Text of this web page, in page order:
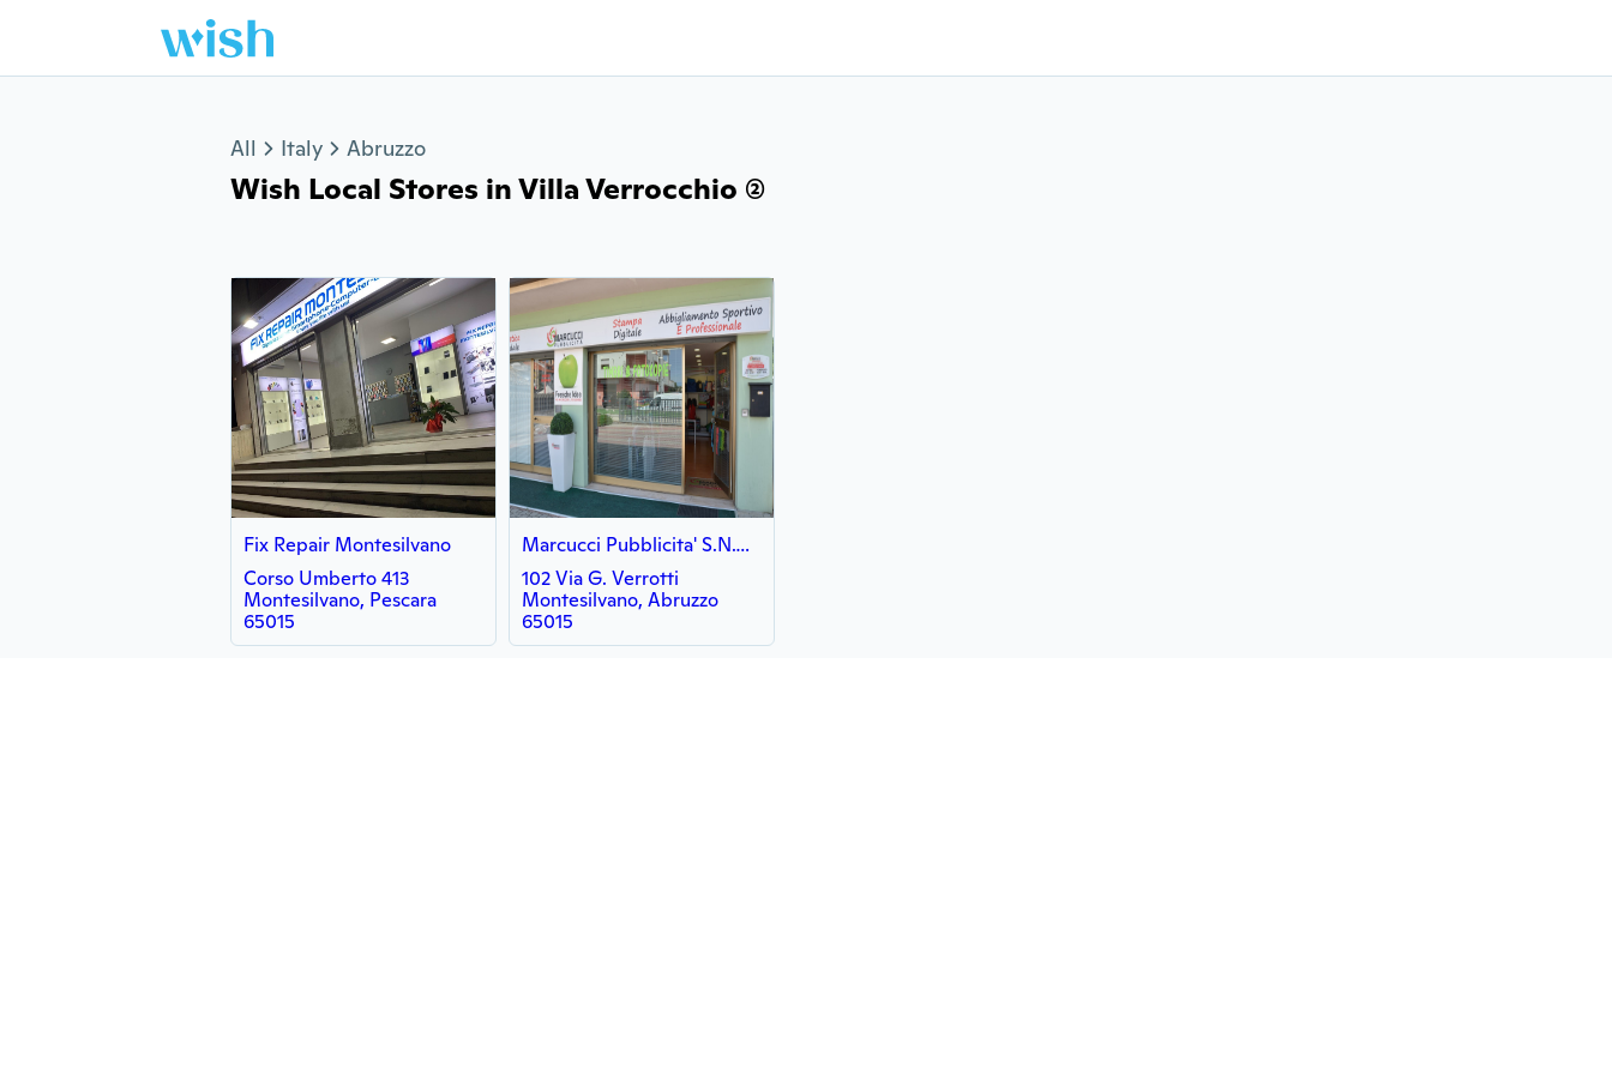
All Italy Abruzzo
Wish Local Stores in Villa Verrocchio (2)
Fix Repair Montesilvano
Corso Umberto 413
Montesilvano, Pescara
65015
Marcucci Pubblicita' S.N.C. di Marcucci Matteo e C.
102 Via G. Verrotti
Montesilvano, Abruzzo
65015